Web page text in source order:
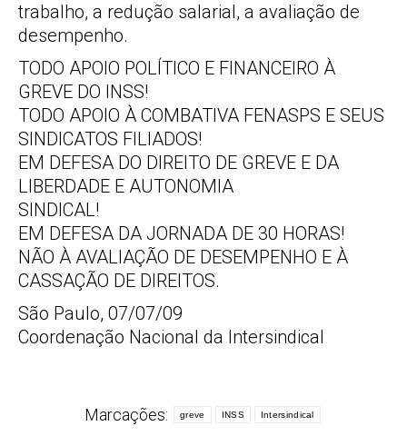
trabalho, a redução salarial, a avaliação de
desempenho.
TODO APOIO POLÍTICO E FINANCEIRO À
GREVE DO INSS!
TODO APOIO À COMBATIVA FENASPS E SEUS
SINDICATOS FILIADOS!
EM DEFESA DO DIREITO DE GREVE E DA
LIBERDADE E AUTONOMIA
SINDICAL!
EM DEFESA DA JORNADA DE 30 HORAS!
NÃO À AVALIAÇÃO DE DESEMPENHO E À
CASSAÇÃO DE DIREITOS.
São Paulo, 07/07/09
Coordenação Nacional da Intersindical
Marcações: greve INSS Intersindical